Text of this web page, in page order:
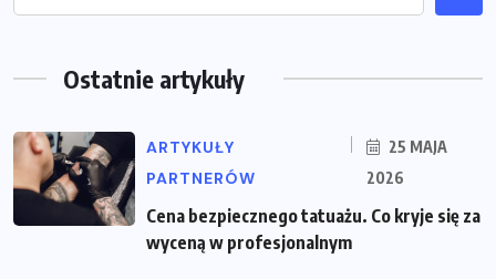
Ostatnie artykuły
ARTYKUŁY
PARTNERÓW
25 MAJA
2026
Cena bezpiecznego tatuażu. Co kryje się za
wyceną w profesjonalnym